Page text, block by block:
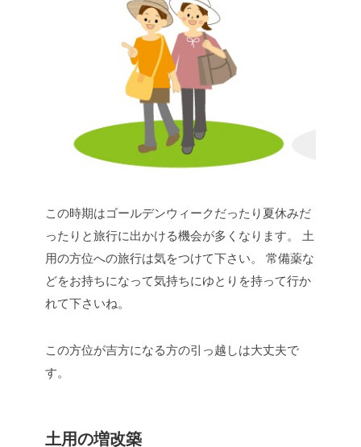
この時期はゴールデンウィークだったり夏休みだ
ったりと旅行に出かける機会が多くなります。
土
用の方位への旅行は気をつけて下さい。
常備薬な
どをお持ちになって気持ちにゆとりを持って行か
れて下さいね。
この方位が吉方になる方の引っ越しは大丈夫で
す。
土用の増改築